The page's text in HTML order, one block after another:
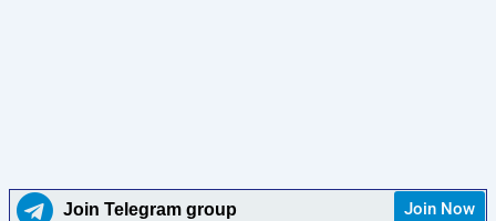
Join Telegram group Join Now